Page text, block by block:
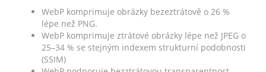
WebP komprimuje obrázky bezeztrátově o 26 %
lépe než PNG.
WebP komprimuje ztrátové obrázky lépe než JPEG o
25–34 % se stejným indexem strukturní podobnosti
(SSIM)